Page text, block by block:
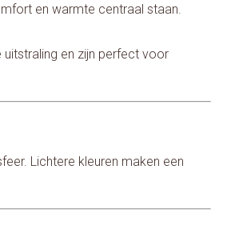
en warmte centraal staan.
uitstraling en zijn perfect voor
Lichtere kleuren maken een